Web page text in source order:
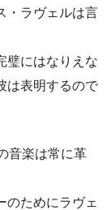
・ラヴェルは言
璧にはなりえな
は表明するので
音楽は常に革
のためにラヴェ